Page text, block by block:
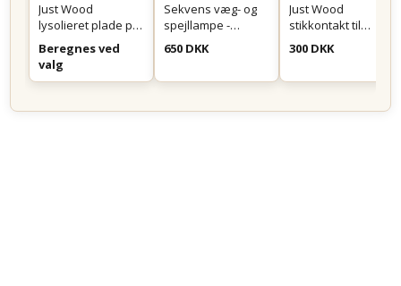
Just Wood
lysolieret plade på
mål
Beregnes ved
valg
Sekvens væg- og
spejllampe -
Messing
650 DKK
Just Wood
stikkontakt til
montering i skuffe
eller skab - Sort
300 DKK